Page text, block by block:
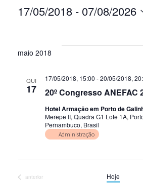
17/05/2018 - 07/08/2026
data.
maio 2018
QUI
17 20º Congresso ANEFAC
17/05/2018, 15:00 -20/05/2018,
Hotel Armação em Porto de
Merepe II, Quadra G1 Lote 1A,
Pernambuco, Brasil
Administração
Eventos
anterior Hoje